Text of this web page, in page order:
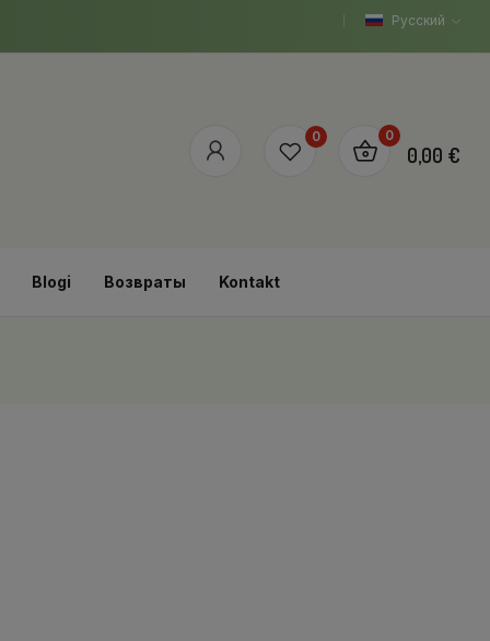
Русский
0 0
0,00 €
Blogi Возвраты Kontakt